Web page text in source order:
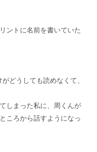
ントに名前を書いていた
どうしても読めなくて、
しまった私に、周くんが
ころから話すようになっ